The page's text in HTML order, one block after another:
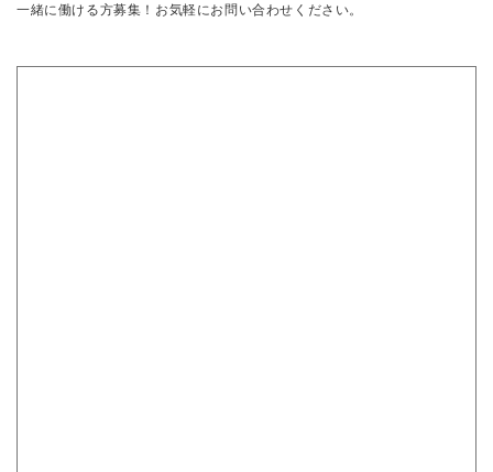
一緒に働ける方募集！お気軽にお問い合わせください。